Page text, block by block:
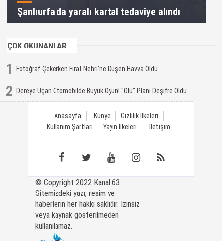
Şanlıurfa'da yaralı kartal tedaviye alındı
ÇOK OKUNANLAR
1 Fotoğraf Çekerken Fırat Nehri'ne Düşen Havva Öldü
2 Dereye Uçan Otomobilde Büyük Oyun! "Ölü" Planı Deşifre Oldu
Anasayfa Künye
Gizlilik İlkeleri
Kullanım Şartları
Yayın İlkeleri İletişim
© Copyright 2022 Kanal 63
Sitemizdeki yazı, resim ve
haberlerin her hakkı saklıdır. İzinsiz
veya kaynak gösterilmeden
kullanılamaz.